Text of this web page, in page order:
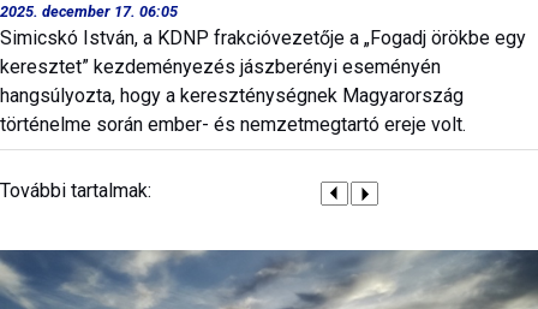
2025. december 17. 06:05
Simicskó István, a KDNP frakcióvezetője a „Fogadj örökbe egy
keresztet” kezdeményezés jászberényi eseményén
hangsúlyozta, hogy a kereszténységnek Magyarország
történelme során ember- és nemzetmegtartó ereje volt.
További tartalmak: